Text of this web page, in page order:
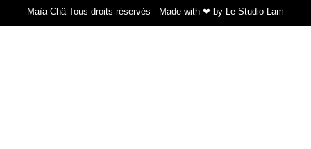
Maïa Chä Tous droits réservés - Made with ❤ by Le Studio Lam